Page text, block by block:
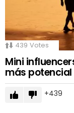
439 Votes
Mini
más potencial
439